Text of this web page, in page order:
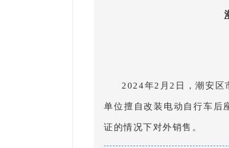
2024年2月2日，潮安区
单位擅自改装电动自行车后
证的情况下对外销售。